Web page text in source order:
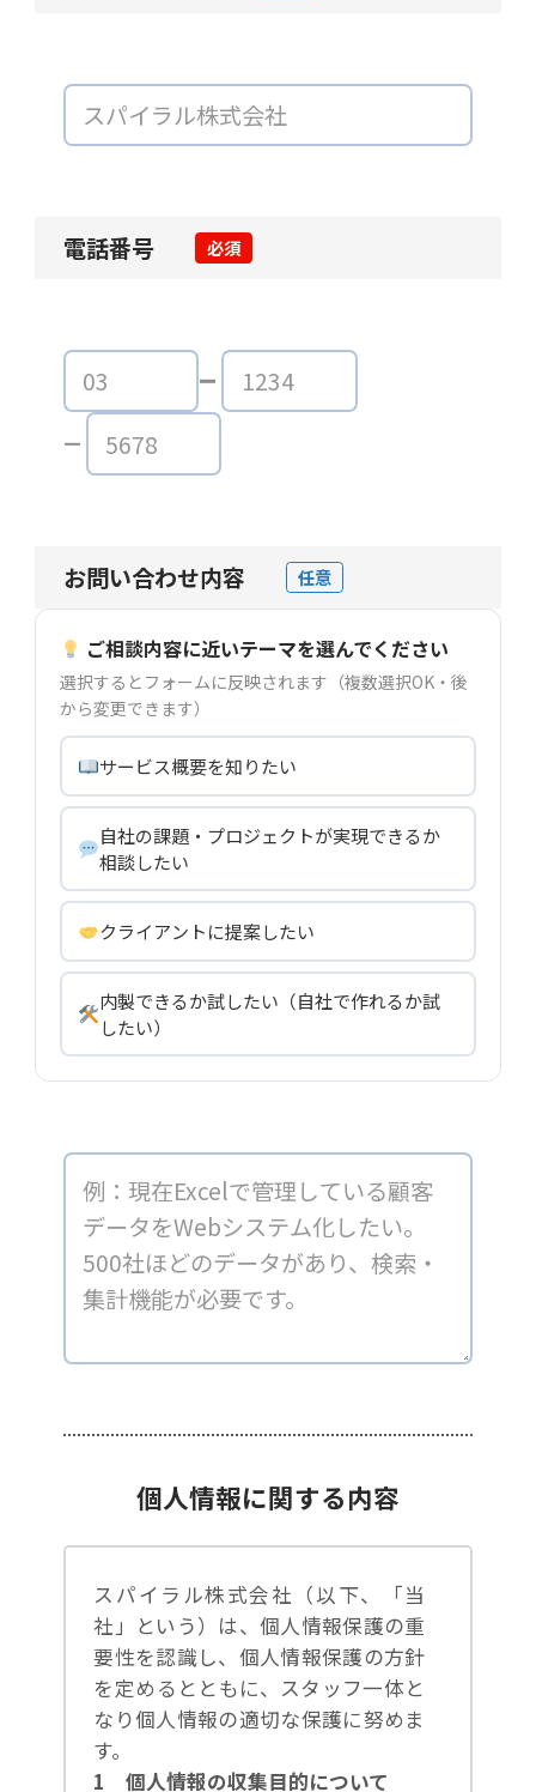
電話番号 必須
お問い合わせ内容 任意
ご相談内容に近いテーマを選んでください
選択するとフォームに反映されます（複数選択OK・後
から変更できます）
サービス概要を知りたい
自社の課題・プロジェクトが実現できるか
相談したい
クライアントに提案したい
内製できるか試したい（自社で作れるか試
したい）
個人情報に関する内容
スパイラル株式会社（以下、「当
社」という）は、個人情報保護の重
要性を認識し、個人情報保護の方針
を定めるとともに、スタッフ一体と
なり個人情報の適切な保護に努めま
す。
1 個人情報の収集目的について